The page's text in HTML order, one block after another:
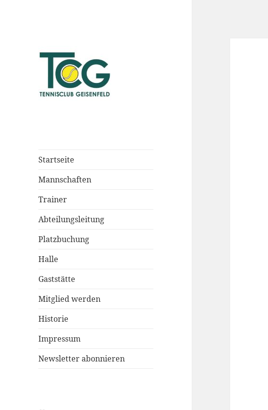
Startseite
Mannschaften
Trainer
Abteilungsleitung
Platzbuchung
Halle
Gaststätte
Mitglied werden
Historie
Impressum
Newsletter abonnieren